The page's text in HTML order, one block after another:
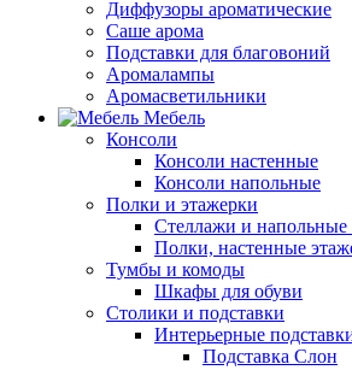
Диффузоры ароматические
Саше арома
Подставки для благовоний
Аромалампы
Аромасветильники
Мебель
Консоли
Консоли настенные
Консоли напольные
Полки и этажерки
Стеллажи и напольные
Полки, настенные
Тумбы и комоды
Шкафы для обуви
Столики и подставки
Интерьерные
Подставка Слон